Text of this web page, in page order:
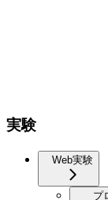
実験
Web実験
プ